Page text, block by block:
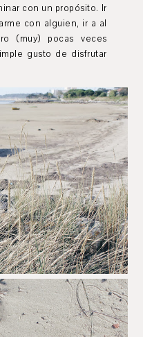
con un propósito. Ir
con alguien, ir a al
(muy) pocas veces
gusto de disfrutar